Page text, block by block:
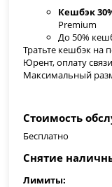
Кешбэк
Premium
До 50%
Тратьте кешбэк на
Юрент, оплату
Максимальный
Стоимость
Бесплатно
Снятие
Лимиты: